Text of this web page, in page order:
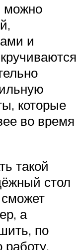
можно
и
которые
во время
такой
стол
а
по
работу.